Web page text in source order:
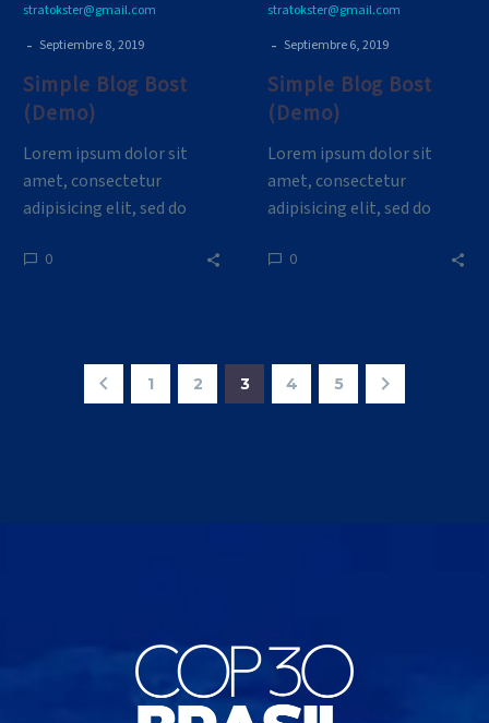
stratokster@gmail.com
- Septiembre 8, 2019
Simple Blog Bost
(Demo)
Lorem ipsum dolor sit
amet, consectetur
adipisicing elit, sed do
incididunt ut
0
stratokster@gmail.com
- Septiembre 6, 2019
Simple Blog Bost
(Demo)
Lorem ipsum dolor sit
amet, consectetur
adipisicing elit, sed do
incididunt ut
0
1 2 3 4 5